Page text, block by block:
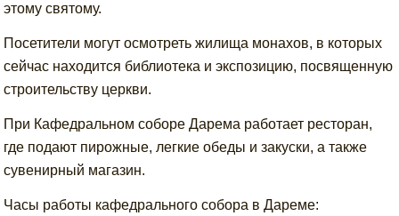
этому святому.
Посетители могут осмотреть жилища монахов, в которых
сейчас находится библиотека и экспозицию, посвященную
строительству церкви.
При Кафедральном соборе Дарема работает ресторан,
где подают пирожные, легкие обеды и закуски, а также
сувенирный магазин.
Часы работы кафедрального собора в Дареме: